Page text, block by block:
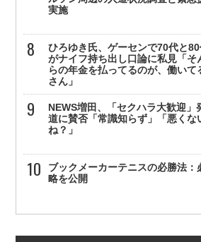
実施
ひろゆき氏、ゲーセンで70代と
がナイフ持ち出し口論に私見「そ
らの年金を払ってるのが、働いて
さん」
NEWS増田、「セクハラ大歓迎」
道に賛否「常識知らず」「悪くな
ね？」
ブックメーカーテニスの必勝法：
略を公開